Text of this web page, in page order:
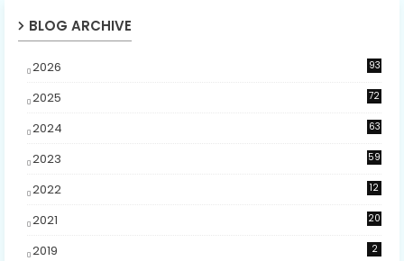
BLOG ARCHIVE
2026
93
2025
72
2024 63
2023
59
2022 12
2021 20
2019 2